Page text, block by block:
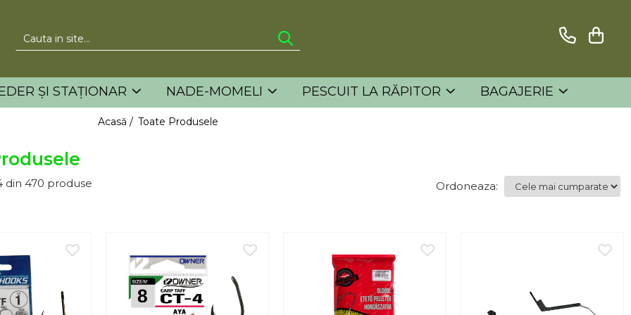
ȘI STAȚIONAR NADE-MOMELI PESCUIT LA RĂPITOR BAGAJERIE
Acasă / Toate Produsele
din 470 produse Ordoneaza: